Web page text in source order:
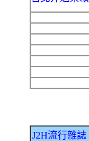
J2H流行雜誌